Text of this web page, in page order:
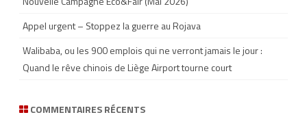
Appel urgent – Stoppez la guerre au Rojava
Walibaba, ou les 900 emplois qui ne verront jamais le jour :
Quand le rêve chinois de Liège Airport tourne court
COMMENTAIRES RÉCENTS